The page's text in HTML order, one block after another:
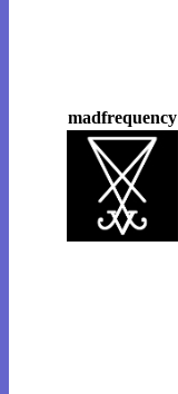
madfrequency